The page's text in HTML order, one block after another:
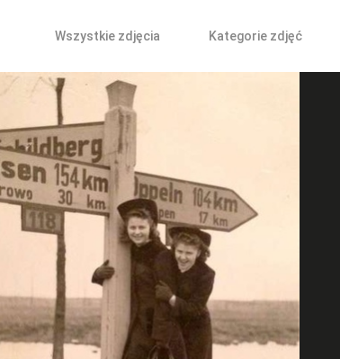
Wszystkie zdjęcia Kategorie zdjęć